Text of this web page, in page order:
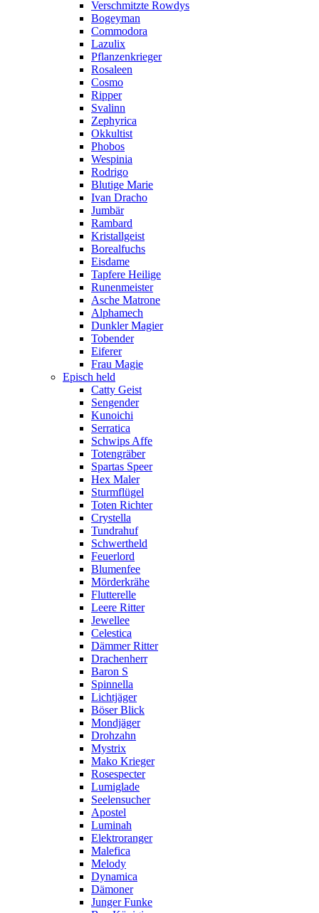
Verschmitzte Rowdys
Bogeyman
Commodora
Lazulix
Pflanzenkrieger
Rosaleen
Cosmo
Ripper
Svalinn
Zephyrica
Okkultist
Phobos
Wespinia
Rodrigo
Blutige Marie
Ivan Dracho
Jumbär
Rambard
Kristallgeist
Borealfuchs
Eisdame
Tapfere Heilige
Runenmeister
Asche Matrone
Alphamech
Dunkler Magier
Tobender
Eiferer
Frau Magie
Episch held
Catty Geist
Sengender
Kunoichi
Serratica
Schwips Affe
Totengräber
Spartas Speer
Hex Maler
Sturmflügel
Toten Richter
Crystella
Tundrahuf
Schwertheld
Feuerlord
Blumenfee
Mörderkrähe
Flutterelle
Leere Ritter
Jewellee
Celestica
Dämmer Ritter
Drachenherr
Baron S
Spinnella
Lichtjäger
Böser Blick
Mondjäger
Drohzahn
Mystrix
Mako Krieger
Rosespecter
Lumiglade
Seelensucher
Apostel
Luminah
Elektroranger
Malefica
Melody
Dynamica
Dämoner
Junger Funke